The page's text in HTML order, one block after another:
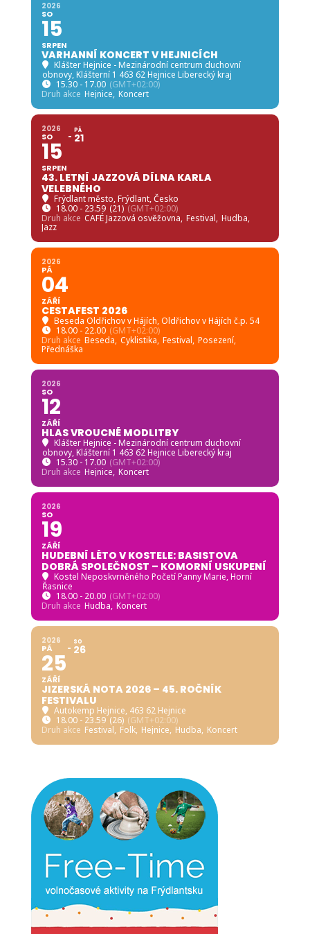
2026
SO
15
SRPEN
VARHANNÍ KONCERT V HEJNICÍCH
Klášter Hejnice - Mezinárodní centrum duchovní
obnovy, Klášterní 1 463 62 Hejnice Liberecký kraj
15.30 - 17.00 (GMT+02:00)
Druh akce Hejnice, Koncert
2026
SO
15
SRPEN
PÁ
21
43. LETNÍ JAZZOVÁ DÍLNA KARLA
VELEBNÉHO
Frýdlant město, Frýdlant, Česko
18.00 - 23.59 (21) (GMT+02:00)
Druh akce CAFÉ Jazzová osvěžovna, Festival, Hudba,
Jazz
2026
PÁ
04
ZÁŘÍ
CESTAFEST 2026
Beseda Oldřichov v Hájích, Oldřichov v Hájích č.p. 54
18.00 - 22.00 (GMT+02:00)
Druh akce Beseda, Cyklistika, Festival, Posezení,
Přednáška
2026
SO
12
ZÁŘÍ
HLAS VROUCNÉ MODLITBY
Klášter Hejnice - Mezinárodní centrum duchovní
obnovy, Klášterní 1 463 62 Hejnice Liberecký kraj
15.30 - 17.00 (GMT+02:00)
Druh akce Hejnice, Koncert
2026
SO
19
ZÁŘÍ
HUDEBNÍ LÉTO V KOSTELE: BASISTOVA
DOBRÁ SPOLEČNOST – KOMORNÍ USKUPENÍ
Kostel Neposkvrněného Početí Panny Marie, Horní
Řasnice
18.00 - 20.00 (GMT+02:00)
Druh akce Hudba, Koncert
2026
PÁ
25
ZÁŘÍ
SO
26
JIZERSKÁ NOTA 2026 – 45. ROČNÍK
FESTIVALU
Autokemp Hejnice, 463 62 Hejnice
18.00 - 23.59 (26) (GMT+02:00)
Druh akce Festival, Folk, Hejnice, Hudba, Koncert